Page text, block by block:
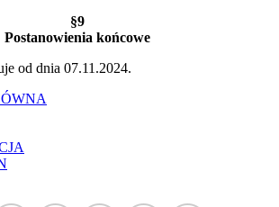
§9
Postanowienia końcowe
od dnia 07.11.2024.